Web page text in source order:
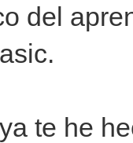
del
te he